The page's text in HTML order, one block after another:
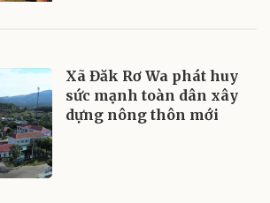
Xã Đăk Rơ Wa phát huy
sức mạnh toàn dân xây
dựng nông thôn mới